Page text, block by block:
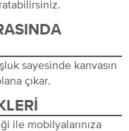
sayesinde kanvasın
çıkar.
ile mobilyalarınıza